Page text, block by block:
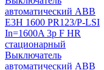
автоматический ABB
E3H 1600 PR123/P-LSI
In=1600A 3p F HR
стационарный
Выключатель
автоматический ABB